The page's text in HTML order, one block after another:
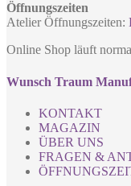
Öffnungszeiten
Atelier Öffnungszeiten:
Online Shop läuft
Wunsch Traum
KONTAKT
MAGAZIN
ÜBER UNS
FRAGEN &